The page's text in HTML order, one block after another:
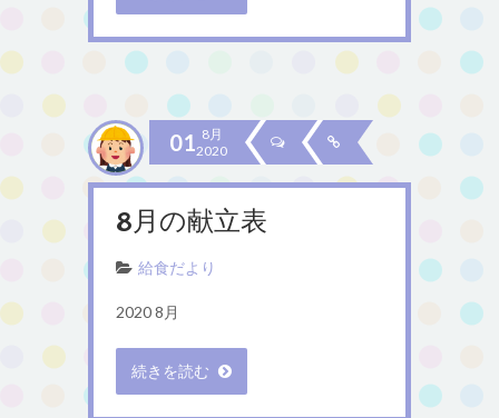
01 8月
2020
8月の献立表
給食だより
2020 8月
続きを読む